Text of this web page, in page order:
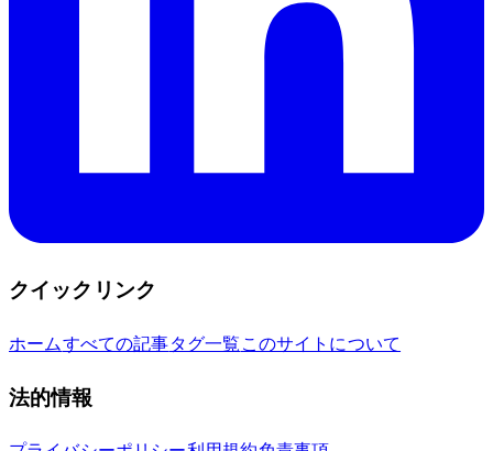
クイックリンク
ホームすべての記事タグ一覧 このサイトについて
法的情報